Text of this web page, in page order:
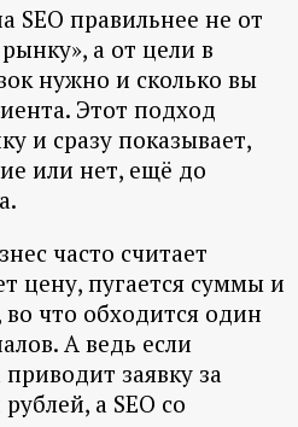
SEO правильнее не от
а от цели в
нужно и сколько вы
Этот подход
и сразу показывает,
или нет, ещё до
часто считает
цену, пугается суммы и
что обходится один
А ведь если
заявку за
а SEO со